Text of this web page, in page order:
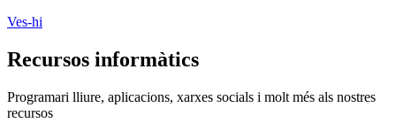
Programari lliure, aplicacions, xarxes socials i molt més als nostres